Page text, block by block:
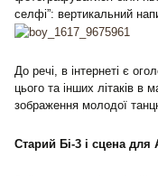
селфі”: вертикальний
До речі, в інтернеті є
цього та інших літаків в
зображення молодої
Старий Бі-3 і сцена